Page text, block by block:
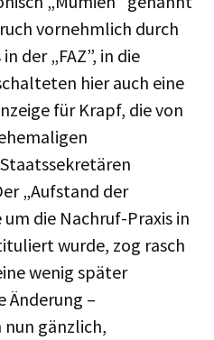
vornehmlich durch
der „FAZ”, in die
hier auch eine
für Krapf, die von
„Aufstand der
um die Nachruf-Praxis in
wurde, zog rasch
wenig später
Änderung –
gänzlich,